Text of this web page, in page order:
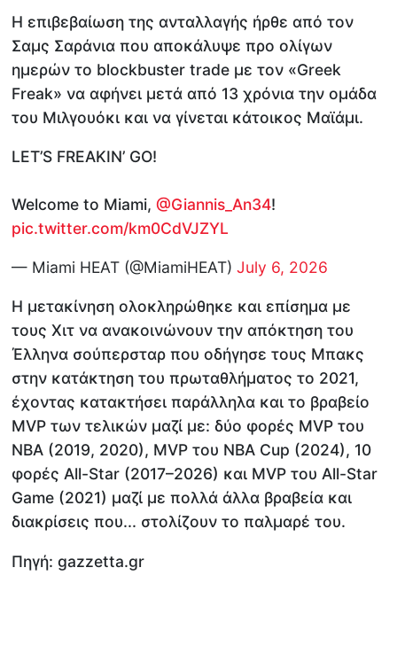
Η επιβεβαίωση της ανταλλαγής ήρθε από τον
Σαμς Σαράνια που αποκάλυψε προ ολίγων
ημερών τo blockbuster trade με τον «Greek
Freak» να αφήνει μετά από 13 χρόνια την ομάδα
του Μιλγουόκι και να γίνεται κάτοικος Μαϊάμι.
LET’S FREAKIN’ GO!
Welcome to Miami,@Giannis_An34!
pic.twitter.com/km0CdVJZYL
— Miami HEAT (@MiamiHEAT)July 6, 2026
Η μετακίνηση ολοκληρώθηκε και επίσημα με
τους Χιτ να ανακοινώνουν την απόκτηση του
Έλληνα σούπερσταρ που οδήγησε τους Μπακς
στην κατάκτηση του πρωταθλήματος το 2021,
έχοντας κατακτήσει παράλληλα και το βραβείο
MVP των τελικών μαζί με: δύο φορές MVP του
NBA (2019, 2020), MVP του NBA Cup (2024), 10
φορές All-Star (2017–2026) και MVP του All-Star
Game (2021) μαζί με πολλά άλλα βραβεία και
διακρίσεις που... στολίζουν το παλμαρέ του.
Πηγή: gazzetta.gr